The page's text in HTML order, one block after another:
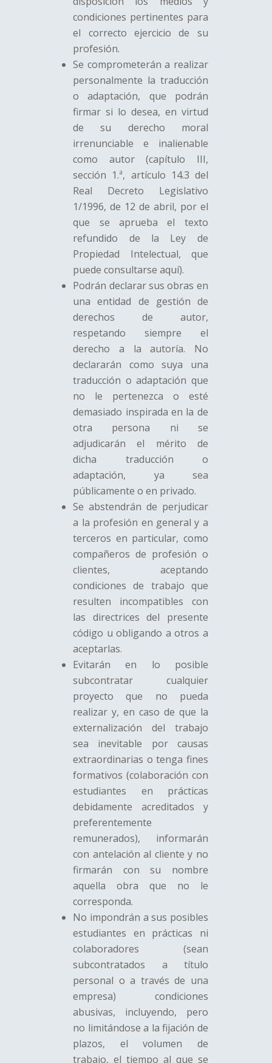
condiciones pertinentes para
el correcto ejercicio de su
profesión.
Se comprometerán a realizar
personalmente la traducción
o adaptación, que podrán
firmar si lo desea, en virtud
de su derecho moral
irrenunciable e inalienable
como autor (capítulo III,
sección 1.ª, artículo 14.3 del
Real Decreto Legislativo
1/1996, de 12 de abril, por el
que se aprueba el texto
refundido de la Ley de
Propiedad Intelectual, que
puede consultarse aquí).
Podrán declarar sus obras en
una entidad de gestión de
derechos de autor,
respetando siempre el
derecho a la autoría. No
declararán como suya una
traducción o adaptación que
no le pertenezca o esté
demasiado inspirada en la de
otra persona ni se
adjudicarán el mérito de
dicha traducción o
adaptación, ya sea
públicamente o en privado.
Se abstendrán de perjudicar
a la profesión en general y a
terceros en particular, como
compañeros de profesión o
clientes, aceptando
condiciones de trabajo que
resulten incompatibles con
las directrices del presente
código u obligando a otros a
aceptarlas.
Evitarán en lo posible
subcontratar cualquier
proyecto que no pueda
realizar y, en caso de que la
externalización del trabajo
sea inevitable por causas
extraordinarias o tenga fines
formativos (colaboración con
estudiantes en prácticas
debidamente acreditados y
preferentemente
remunerados), informarán
con antelación al cliente y no
firmarán con su nombre
aquella obra que no le
corresponda.
No impondrán a sus posibles
estudiantes en prácticas ni
colaboradores (sean
subcontratados a título
personal o a través de una
empresa) condiciones
abusivas, incluyendo, pero
no limitándose a la fijación de
plazos, el volumen de
trabajo, el tiempo al que se